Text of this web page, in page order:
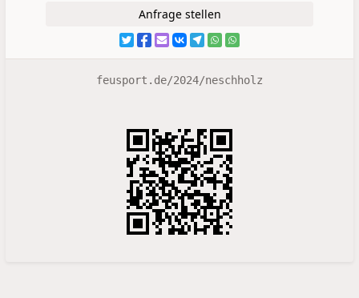
Anfrage stellen
feusport.de/2024/neschholz